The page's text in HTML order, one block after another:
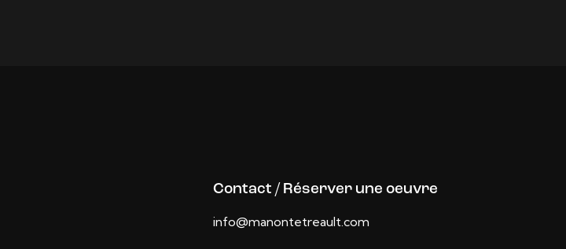
Contact / Réserver une oeuvre
info@manontetreault.com